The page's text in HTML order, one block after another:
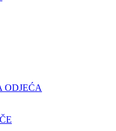
ODJEĆA